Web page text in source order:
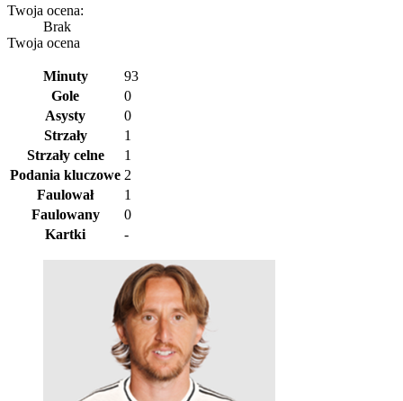
Twoja ocena:
Brak
Twoja ocena
Minuty
93
Gole
0
Asysty
0
Strzały
1
Strzały celne
1
Podania kluczowe 2
Faulował
1
Faulowany
0
Kartki
-